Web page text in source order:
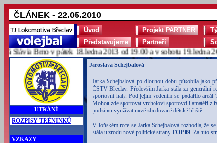
ČLÁNEK - 22.05.2010
Úvod Projekt PARTNER
Představujeme
Partneři
Brno v pátek 18.ledna 2013 od 19.00 a v sobotu 19.ledna
UTKÁNÍ
ROZPISY TRÉNINKŮ
VZKAZY
Jaroslava Schejbalová
Jarka Schejbalová po dlouhou dobu působila jako
ČSTV Břeclav. Především Jarka stála za generální
sportovní haly. Pod jejím vedením se podařilo
Mohou zde sportovat vrcholoví sportovci i amatéři z
podzimu využívat nově zbudované dětské hřiště.
V loňském roce se Jarka Schejbalová rozhodla, že
stála u zrodu nové politické strany TOP 09. Za tuto